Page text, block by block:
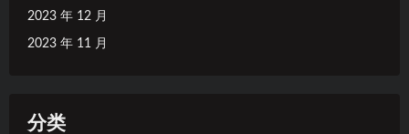
2023 年 12 月
2023 年 11 月
分类